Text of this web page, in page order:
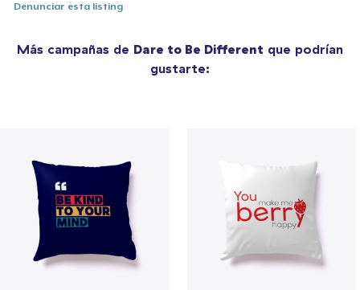
Denunciar esta listing
Más campañas de Dare to Be Different que podrían
gustarte: